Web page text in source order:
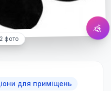
🎪
2 фото
для приміщень